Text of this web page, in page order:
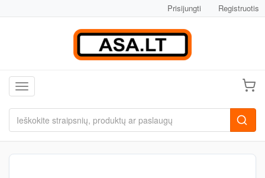
Prisijungti Registruotis
Toggle navigation